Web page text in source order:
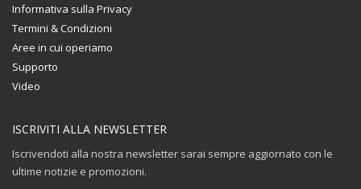
Informativa sulla Privacy
Termini & Condizioni
Aree in cui operiamo
Supporto
Video
ISCRIVITI ALLA NEWSLETTER
Iscrivendoti alla nostra newsletter sarai sempre aggiornato con le
ultime notizie e promozioni.